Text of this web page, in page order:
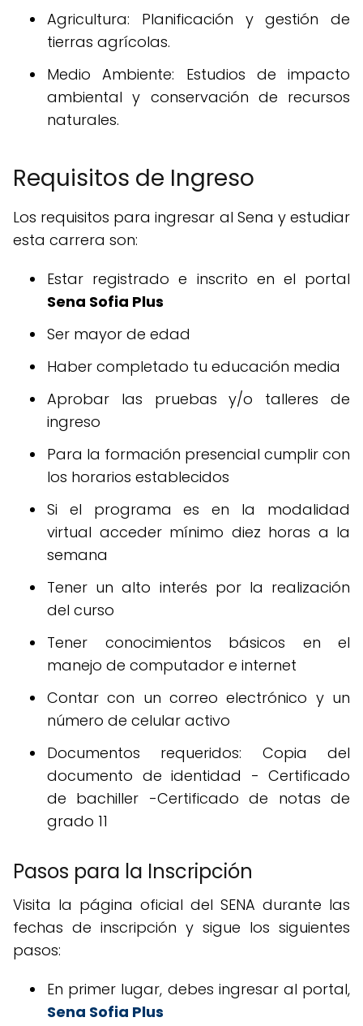
Agricultura: Planificación y gestión de
tierras agrícolas.
Medio Ambiente: Estudios de impacto
ambiental y conservación de recursos
naturales.
Requisitos de Ingreso
Los requisitos para ingresar al Sena y estudiar
esta carrera son:
Estar registrado e inscrito en el portal
Sena Sofia Plus
Ser mayor de edad
Haber completado tu educación media
Aprobar las pruebas y/o talleres de
ingreso
Para la formación presencial cumplir con
los horarios establecidos
Si el programa es en la modalidad
virtual acceder mínimo diez horas a la
semana
Tener un alto interés por la realización
del curso
Tener conocimientos básicos en el
manejo de computador e internet
Contar con un correo electrónico y un
número de celular activo
Documentos requeridos: Copia del
documento de identidad - Certificado
de bachiller -Certificado de notas de
grado 11
Pasos para la Inscripción
Visita la página oficial del SENA durante las
fechas de inscripción y sigue los siguientes
pasos:
En primer lugar, debes ingresar al portal,
Sena Sofia Plus